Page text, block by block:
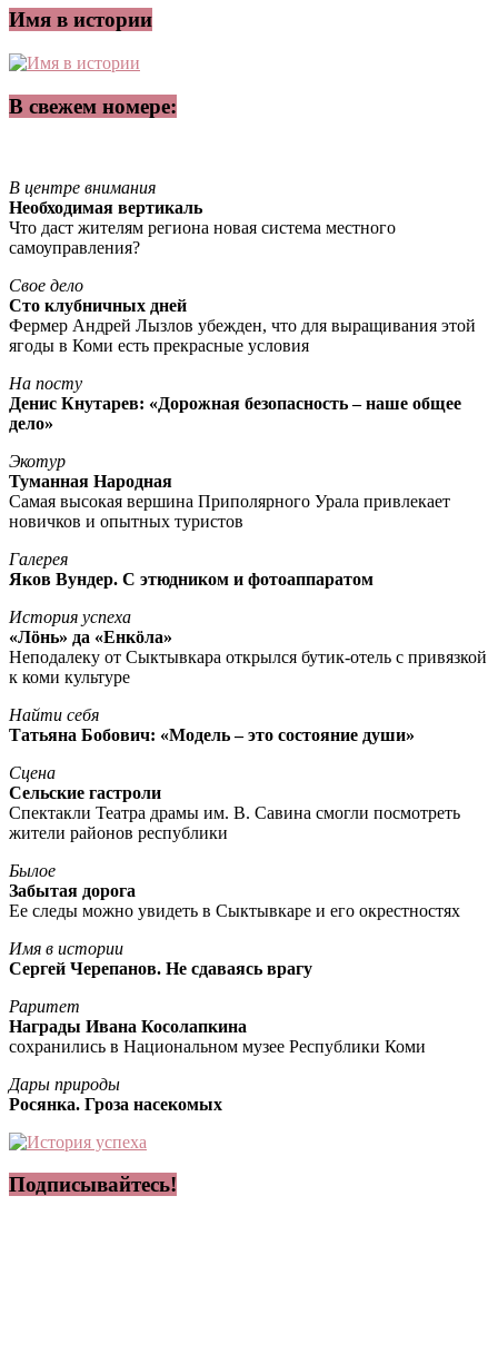
Имя в истории
В свежем номере:
В центре внимания
Необходимая вертикаль
Что даст жителям региона новая система местного
самоуправления?
Свое дело
Сто клубничных дней
Фермер Андрей Лызлов убежден, что для выращивания этой
ягоды в Коми есть прекрасные условия
На посту
Денис Кнутарев: «Дорожная безопасность – наше общее
дело»
Экотур
Туманная Народная
Самая высокая вершина Приполярного Урала привлекает
новичков и опытных туристов
Галерея
Яков Вундер. С этюдником и фотоаппаратом
История успеха
«Лöнь» да «Енкöла»
Неподалеку от Сыктывкара открылся бутик-отель с привязкой
к коми культуре
Найти себя
Татьяна Бобович: «Модель – это состояние души»
Сцена
Сельские гастроли
Спектакли Театра драмы им. В. Савина смогли посмотреть
жители районов республики
Былое
Забытая дорога
Ее следы можно увидеть в Сыктывкаре и его окрестностях
Имя в истории
Сергей Черепанов. Не сдаваясь врагу
Раритет
Награды Ивана Косолапкина
сохранились в Национальном музее Республики Коми
Дары природы
Росянка. Гроза насекомых
Подписывайтесь!